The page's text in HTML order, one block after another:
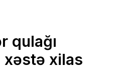
qulağı
xəstə xilas